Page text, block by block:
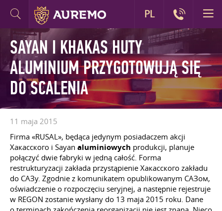
SAYAN I KHAKAS HUTY
ALUMINIUM PRZYGOTOWUJĄ SIĘ
DO SCALENIA
11 maja 2015
Firma «RUSAL», będąca jedynym posiadaczem akcji
Хакасского i Sayan aluminiowych produkcji, planuje
połączyć dwie fabryki w jedną całość. Forma
restrukturyzacji zakłada przystąpienie Хакасского zakładu
do САЗу. Zgodnie z komunikatem opublikowanym САЗом,
oświadczenie o rozpoczęciu seryjnej, a następnie rejestruje
w REGON zostanie wysłany do 13 maja 2015 roku. Dane
PL